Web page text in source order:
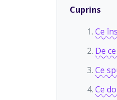
Cuprins
Ce
De
Ce
Ce